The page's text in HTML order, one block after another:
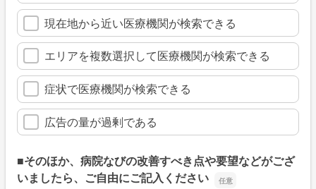
現在地から近い医療機関が検索できる
エリアを複数選択して医療機関が検索できる
症状で医療機関が検索できる
広告の量が過剰である
■そのほか、病院なびの改善すべき点や要望などがござ
いましたら、ご自由にご記入ください